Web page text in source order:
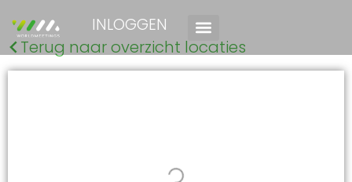
INLOGGEN
Terug naar overzicht locaties